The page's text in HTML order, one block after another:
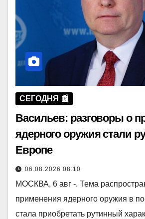
СЕГОДНЯ 📰
Васильев: разговоры о
ядерного оружия стали
Европе
06.08.2026 08:10
МОСКВА, 6 авг -. Тема
применения ядерного оружия в
стала приобретать рутинный